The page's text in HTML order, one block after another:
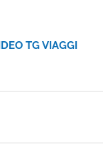
TG VIAGGI